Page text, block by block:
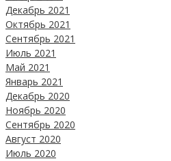
Декабрь 2021
Октябрь 2021
Сентябрь 2021
Июль 2021
Май 2021
Январь 2021
Декабрь 2020
Ноябрь 2020
Сентябрь 2020
Август 2020
Июль 2020